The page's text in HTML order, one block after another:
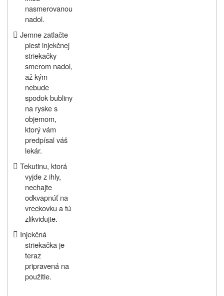
nasmerovanou
nadol.
 Jemne zatlačte
piest injekčnej
striekačky
smerom nadol,
až kým
nebude
spodok bubliny
na ryske s
objemom,
ktorý vám
predpísal váš
lekár.
 Tekutinu, ktorá
vyjde z ihly,
nechajte
odkvapnúť na
vreckovku a tú
zlikvidujte.
 Injekčná
striekačka je
teraz
pripravená na
použitie.